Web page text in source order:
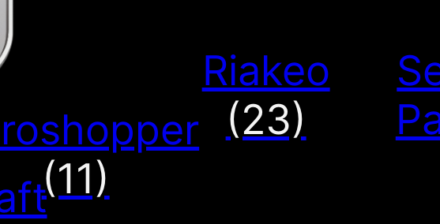
(11)
Riakeo
(23)